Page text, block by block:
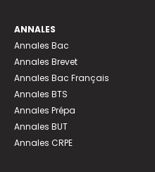
ANNALES
Annales Bac
Annales Brevet
Annales Bac Français
Annales BTS
Annales Prépa
Annales BUT
Annales CRPE